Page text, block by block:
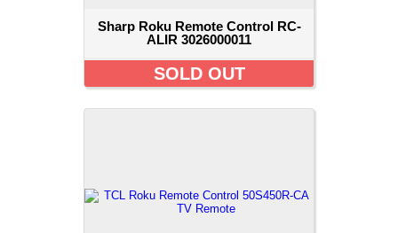
Sharp Roku Remote Control RC-
ALIR 3026000011
SOLD OUT